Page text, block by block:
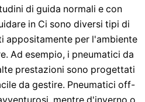
di guida normali e con
in Ci sono diversi tipi di
appositamente per l'ambiente
Ad esempio, i pneumatici da
prestazioni sono progettati
da gestire. Pneumatici off-